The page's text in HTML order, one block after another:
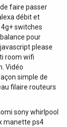
faire passer
débit et
switches
pour
please
room wifi
Vidéo
simple de
filaire routeurs
sony whirlpool
manette ps4